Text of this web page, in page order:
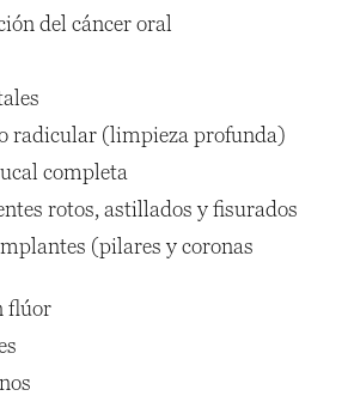
del cáncer oral
radicular (limpieza profunda)
completa
rotos, astillados y fisurados
(pilares y coronas
flúor